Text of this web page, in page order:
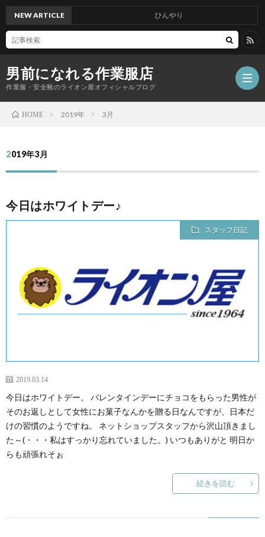
男前になれる作業服店
作業服・安全靴のライオン屋オフィシャルブログ
NEW ARTICLE ひんやり
HOME 2019年 3月
2019年3月
今日はホワイトデー♪
スタッフ日記
2019.03.14
今日はホワイトデー。 バレンタインデーにチョコをもらった男性が
そのお返しとして女性にお菓子なんかを贈る日なんですが、日本だ
けの習慣のようですね。 ネットショップスタッフから沢山頂きまし
た～(・・・私はすっかり忘れていました。) いつもありがと 明日か
らも頑張れそぉ
続きを読む